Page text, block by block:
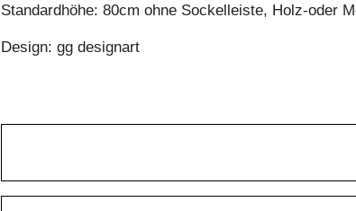
Standardhöhe: 80cm ohne Sockelleiste, Holz-oder
Design: gg designart